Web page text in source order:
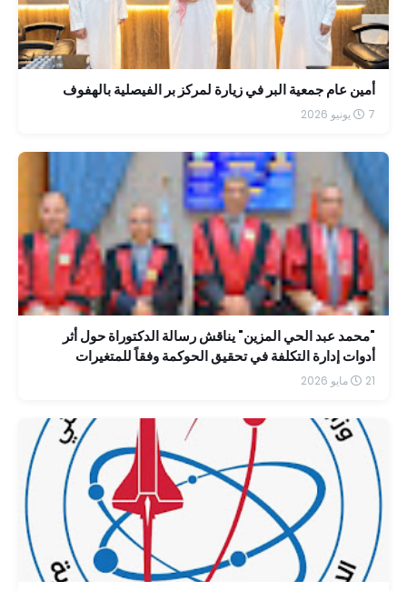
أمين عام جمعية البر في زيارة لمركز بر الفيصلية بالهفوف
7 يونيو 2026
"محمد عبد الحي المزين" يناقش رسالة الدكتوراة حول أثر
أدوات إدارة التكلفة في تحقيق الحوكمة وفقاً للمتغيرات
الضريبية الحديثة
21 مايو 2026